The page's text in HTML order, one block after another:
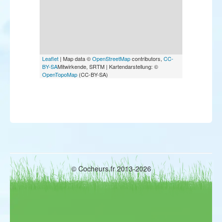
Leaflet | Map data ©OpenStreetMapcontributors, CC-
BY-SAMitwirkende, SRTM | Kartendarstellung: ©
OpenTopoMap (CC-BY-SA)
© Cocheurs.fr 2013-2026